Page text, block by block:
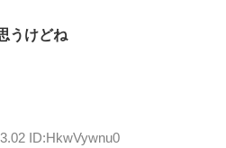
うけどね
ID:HkwVywnu0